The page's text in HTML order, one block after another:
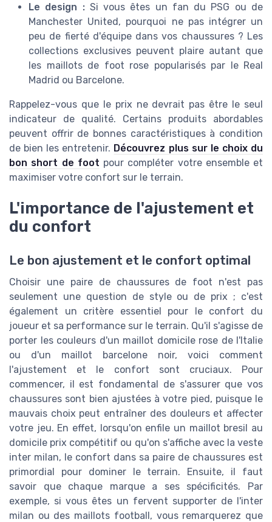
Le design :Si vous êtes un fan du PSG ou de
Manchester United, pourquoi ne pas intégrer un
peu de fierté d'équipe dans vos chaussures ? Les
collections exclusives peuvent plaire autant que
les maillots de foot rose popularisés par le Real
Madrid ou Barcelone.
Rappelez-vous que le prix ne devrait pas être le seul
indicateur de qualité. Certains produits abordables
peuvent offrir de bonnes caractéristiques à condition
de bien les entretenir. Découvrez plus sur le choix du
bon short de foot pour compléter votre ensemble et
maximiser votre confort sur le terrain.
L'importance de l'ajustement et
du confort
Le bon ajustement et le confort optimal
Choisir une paire de chaussures de foot n'est pas
seulement une question de style ou de prix ; c'est
également un critère essentiel pour le confort du
joueur et sa performance sur le terrain. Qu'il s'agisse de
porter les couleurs d'un maillot domicile rose de l'Italie
ou d'un maillot barcelone noir, voici comment
l'ajustement et le confort sont cruciaux. Pour
commencer, il est fondamental de s'assurer que vos
chaussures sont bien ajustées à votre pied, puisque le
mauvais choix peut entraîner des douleurs et affecter
votre jeu. En effet, lorsqu'on enfile un maillot bresil au
domicile prix compétitif ou qu'on s'affiche avec la veste
inter milan, le confort dans sa paire de chaussures est
primordial pour dominer le terrain. Ensuite, il faut
savoir que chaque marque a ses spécificités. Par
exemple, si vous êtes un fervent supporter de l'inter
milan ou des maillots football, vous remarquerez que